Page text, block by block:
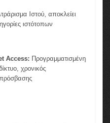
Ιστού, αποκλείει
ιστότοπων
Access: Προγραμματισμένη
χρονικός